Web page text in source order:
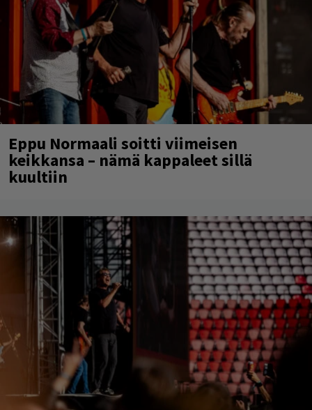
Eppu Normaali soitti viimeisen
keikkansa – nämä kappaleet sillä
kuultiin